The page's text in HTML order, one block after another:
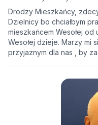
Drodzy Mieszkańcy,
Dzielnicy bo chciałbym
mieszkańcem Wesołej
Wesołej dzieje. Marzy mi
przyjaznym dla nas , by